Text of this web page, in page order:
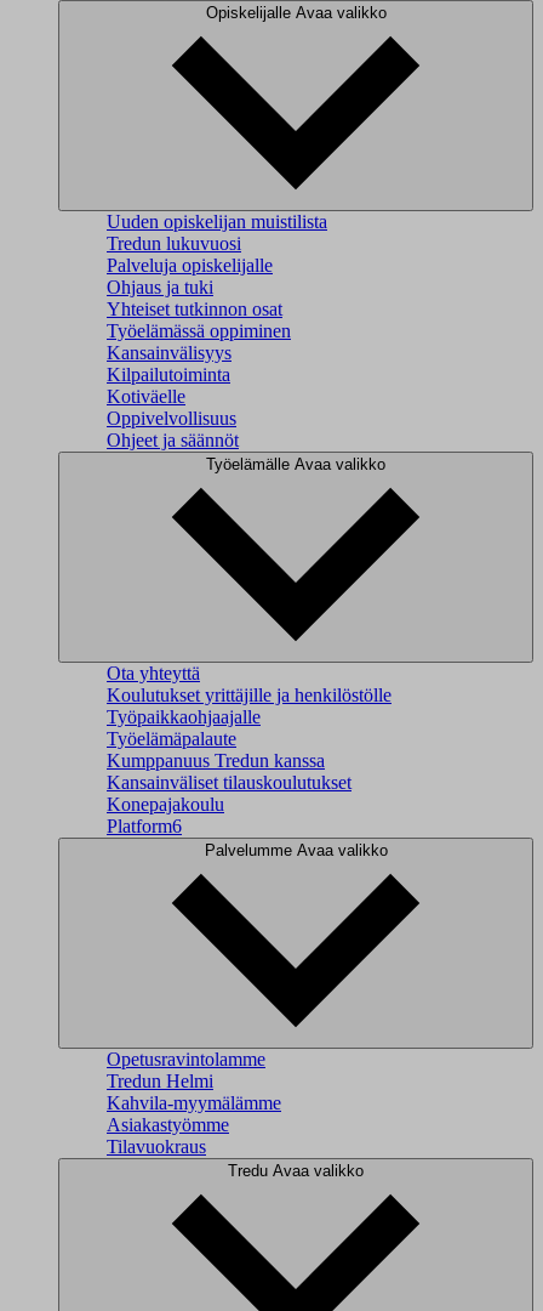
Opiskelijalle Avaa valikko
Uuden opiskelijan muistilista
Tredun lukuvuosi
Palveluja opiskelijalle
Ohjaus ja tuki
Yhteiset tutkinnon osat
Työelämässä oppiminen
Kansainvälisyys
Kilpailutoiminta
Kotiväelle
Oppivelvollisuus
Ohjeet ja säännöt
Työelämälle Avaa valikko
Ota yhteyttä
Koulutukset yrittäjille ja henkilöstölle
Työpaikkaohjaajalle
Työelämäpalaute
Kumppanuus Tredun kanssa
Kansainväliset tilauskoulutukset
Konepajakoulu
Platform6
Palvelumme Avaa valikko
Opetusravintolamme
Tredun Helmi
Kahvila-myymälämme
Asiakastyömme
Tilavuokraus
Tredu Avaa valikko